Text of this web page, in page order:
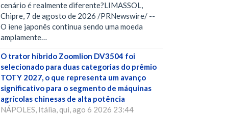
cenário é realmente diferente?LIMASSOL,
Chipre, 7 de agosto de 2026 /PRNewswire/ --
O iene japonês continua sendo uma moeda
amplamente…
O trator híbrido Zoomlion DV3504 foi
selecionado para duas categorias do prêmio
TOTY 2027, o que representa um avanço
significativo para o segmento de máquinas
agrícolas chinesas de alta potência
NÁPOLES, Itália, qui, ago 6 2026 23:44